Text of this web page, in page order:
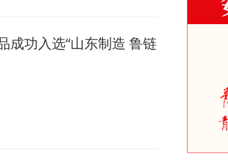
成功入选“山东制造 鲁链